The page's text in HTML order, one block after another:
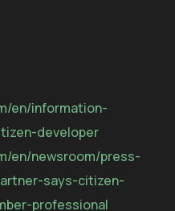
en/information-
developer
en/newsroom/press-
says-citizen-
professional